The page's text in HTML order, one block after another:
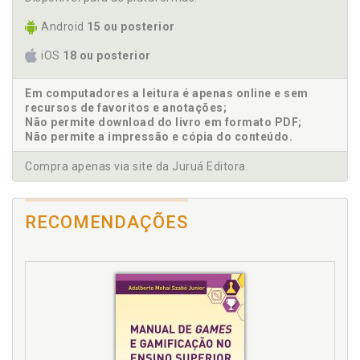
Educação indígena: das modalidades educacionais
gerais ao contexto histórico e normativo, p. 17
fazeres, p. 59
Educação informal e vida cotidiana, p. 64
Educação não formal e o caráter educativo do
movimento social indígena, p. 75
Educação. Direito à educação e as modalidades
educacionais, p. 18
Educação. Educação escolar indígena: contexto
educacionais gerais ao contexto histórico e
Educação. Panorama normativo da educação
escolar indígena, p. 38
Educação. Trajetória histórica da educação escolar
Escola. Panorama normativo da educação escolar
Android 15 ou posterior
iOS 18 ou posterior
Em computadores a leitura é apenas online e sem
recursos de favoritos e anotações;
Não permite download do livro em formato PDF;
Não permite a impressão e cópia do conteúdo.
Compra apenas via site da Juruá Editora.
RECOMENDAÇÕES